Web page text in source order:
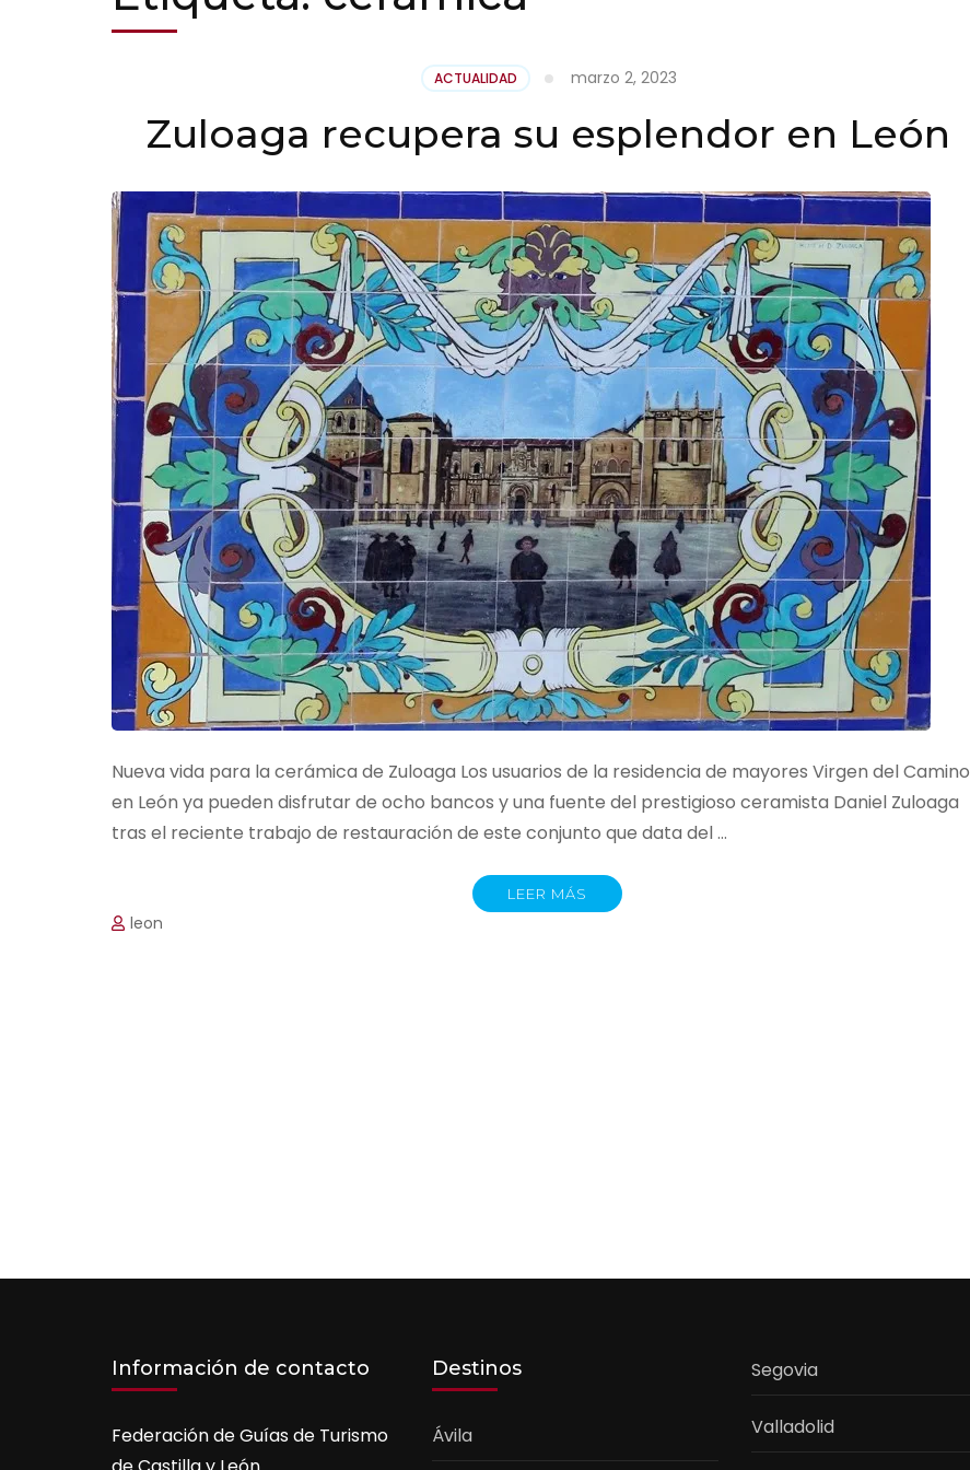
ACTUALIDAD marzo 2, 2023
Zuloaga recupera su esplendor en León
Nueva vida para la cerámica de Zuloaga Los usuarios de la residencia de mayores Virgen del Camino
en León ya pueden disfrutar de ocho bancos y una fuente del prestigioso ceramista Daniel Zuloaga
tras el reciente trabajo de restauración de este conjunto que data del …
LEER MÁS
leon
Información de contacto
Federación de Guías de Turismo
Destinos
Ávila
Segovia
Valladolid